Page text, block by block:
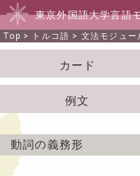
東京外国語大学言語
Top > トルコ語 > 文法モジュー
カード
例文
動詞の義務形